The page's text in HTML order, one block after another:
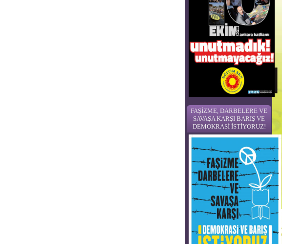
FAŞİZME, DARBELERE VE
SAVAŞA KARŞI BARIŞ VE
DEMOKRASİ İSTİYORUZ!